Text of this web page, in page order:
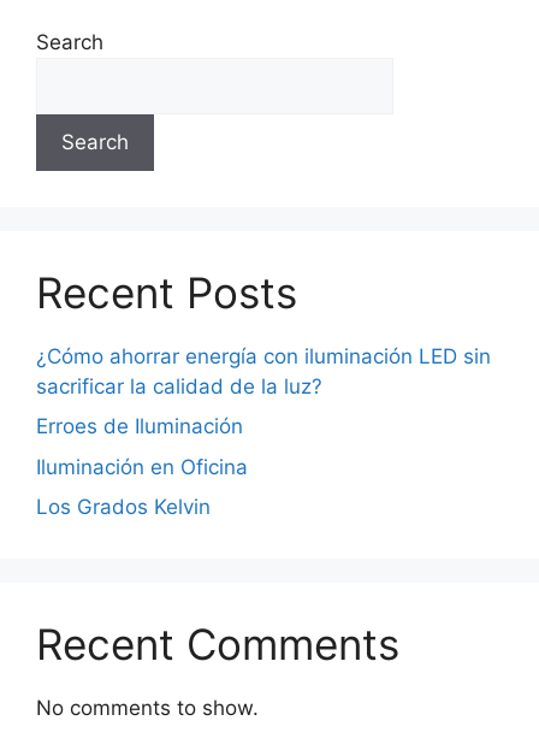
Search
Search
Recent Posts
¿Cómo ahorrar energía con iluminación LED sin
sacrificar la calidad de la luz?
Erroes de Iluminación
Iluminación en Oficina
Los Grados Kelvin
Recent Comments
No comments to show.